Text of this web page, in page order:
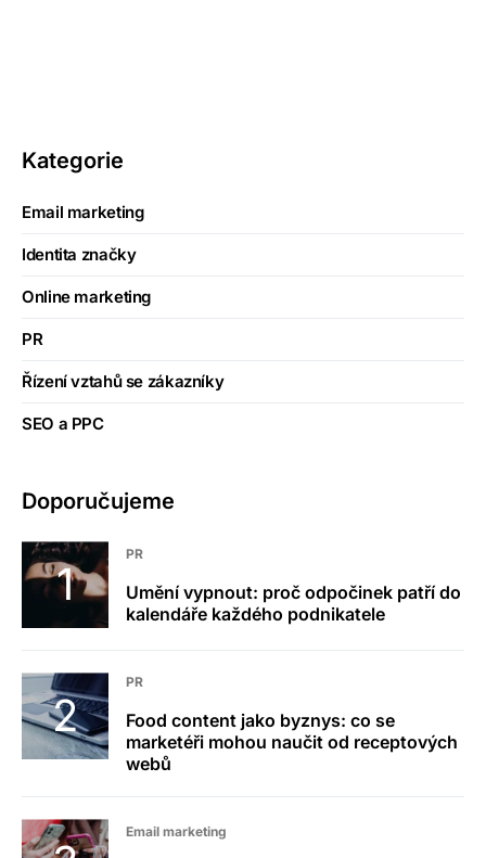
Kategorie
Email marketing
Identita značky
Online marketing
PR
Řízení vztahů se zákazníky
SEO a PPC
Doporučujeme
PR
Umění vypnout: proč odpočinek patří do
kalendáře každého podnikatele
PR
Food content jako byznys: co se
marketéři mohou naučit od receptových
webů
Email marketing